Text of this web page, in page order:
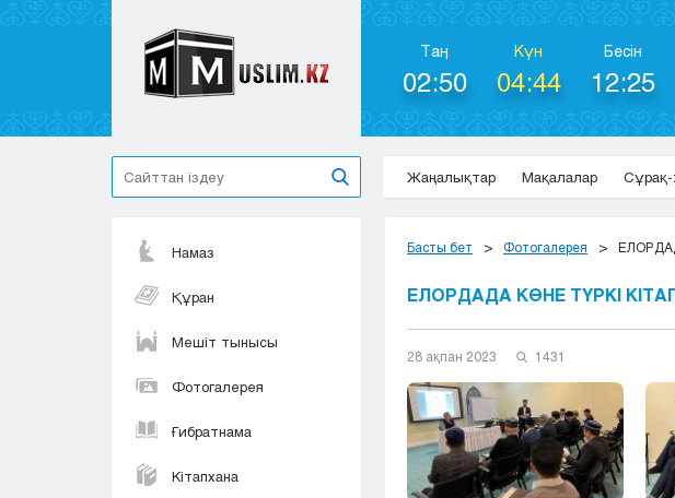
Таң
02:50
Күн
04:44
Бесін
12:25
Жаңалықтар Мақалалар Сұрақ-
Намаз
Құран
Мешіт тынысы
Фотогалерея
Ғибратнама
Кітапхана
Басты бет Фотогалерея
ЕЛОРДАДА КӨНЕ ТҮРКІ
28 ақпан 2023 1431